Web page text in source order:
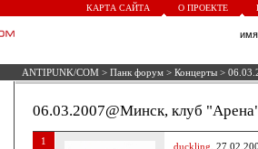
КАРТА САЙТА О ПРОЕКТЕ
ANTIPUNK/COM > Панк форум > Концерты >
06.03.2007@Минск, клуб
1 duckling ,